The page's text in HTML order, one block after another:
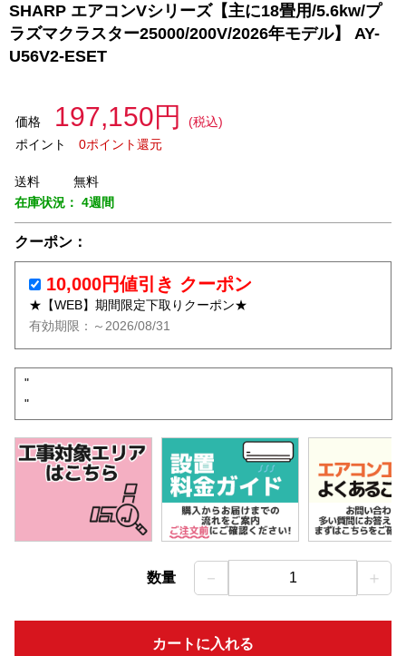
SHARP エアコンVシリーズ【主に18畳用/5.6kw/プ
ラズマクラスター25000/200V/2026年モデル】 AY-
U56V2-ESET
価格 197,150円
(税込)
ポイント
0ポイント還元
送料
無料
在庫状況： 4週間
クーポン：
10,000円値引き クーポン
★【WEB】期間限定下取りクーポン★
有効期限：～2026/08/31
"
"
数量 － 1 ＋
カートに入れる